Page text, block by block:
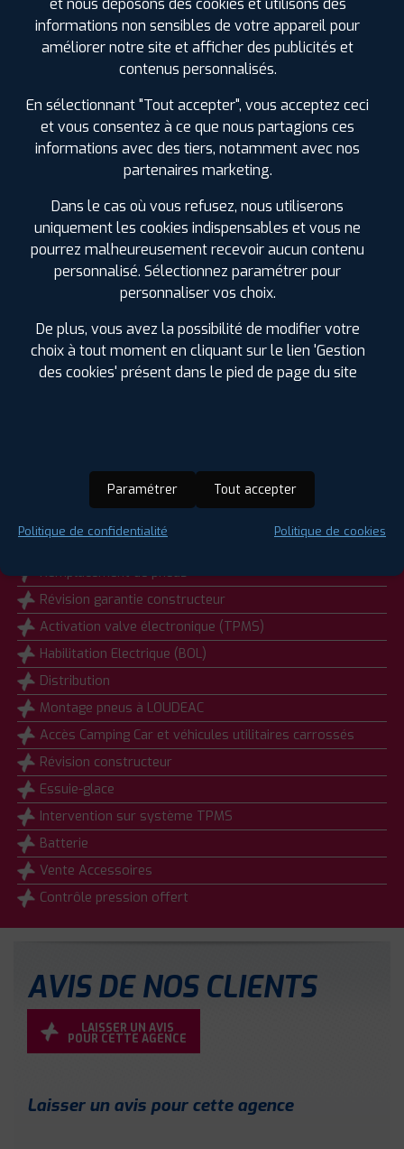
MANUTENTION
NOS SERVICES PLUS
Freinage
Échappement
Géométrie Véhicule Utilitaire long et Camping Car
Abonnement MAJ valise diagnostic électronique
Amortisseurs
Vente et montage pneus Camping car
Diagnostic électronique du véhicule
Remplacement de pneus
Révision garantie constructeur
Activation valve électronique (TPMS)
Habilitation Electrique (BOL)
Distribution
Montage pneus à LOUDEAC
Accès Camping Car et véhicules utilitaires carrossés
Révision constructeur
Essuie-glace
Intervention sur système TPMS
Batterie
Vente Accessoires
Contrôle pression offert
AVIS DE NOS CLIENTS
LAISSER UN AVIS
POUR CETTE AGENCE
Laisser un avis pour cette agence
informations non sensibles de votre appareil pour
améliorer notre site et afficher des publicités et
contenus personnalisés.
En sélectionnant "Tout accepter", vous acceptez ceci
et vous consentez à ce que nous partagions ces
informations avec des tiers, notamment avec nos
partenaires marketing.
Dans le cas où vous refusez, nous utiliserons
uniquement les cookies indispensables et vous ne
pourrez malheureusement recevoir aucun contenu
personnalisé. Sélectionnez paramétrer pour
personnaliser vos choix.
De plus, vous avez la possibilité de modifier votre
choix à tout moment en cliquant sur le lien 'Gestion
des cookies' présent dans le pied de page du site
Paramétrer Tout accepter
Politique de confidentialité Politique de cookies